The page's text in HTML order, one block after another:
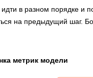
в разном порядке и
на предыдущий шаг.
метрик модели